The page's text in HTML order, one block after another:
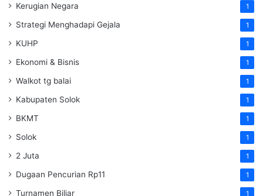
Kerugian Negara 1
Strategi Menghadapi Gejala 1
KUHP 1
Ekonomi & Bisnis 1
Walkot tg balai 1
Kabupaten Solok 1
BKMT 1
Solok 1
2 Juta 1
Dugaan Pencurian Rp11 1
Turnamen Biliar 1